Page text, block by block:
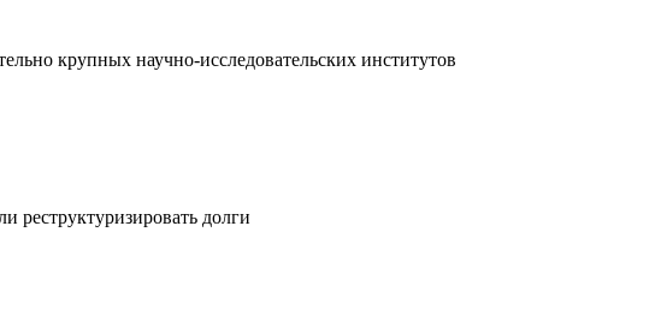
крупных научно-исследовательских институтов
реструктуризировать долги